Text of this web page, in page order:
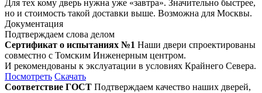
Для тех кому дверь нужна уже «завтра». Значительно быстрее,
но и стоимость такой доставки выше. Возможна для Москвы.
Документация
Подтверждаем слова делом
Сертификат о испытаниях №1 Наши двери спроектированы
совместно с Томским Инженерным центром.
И рекомендованы к экслуатации в условиях Крайнего Севера.
Посмотреть Скачать
Соответствие ГОСТ Подтверждаем качество наших дверей,